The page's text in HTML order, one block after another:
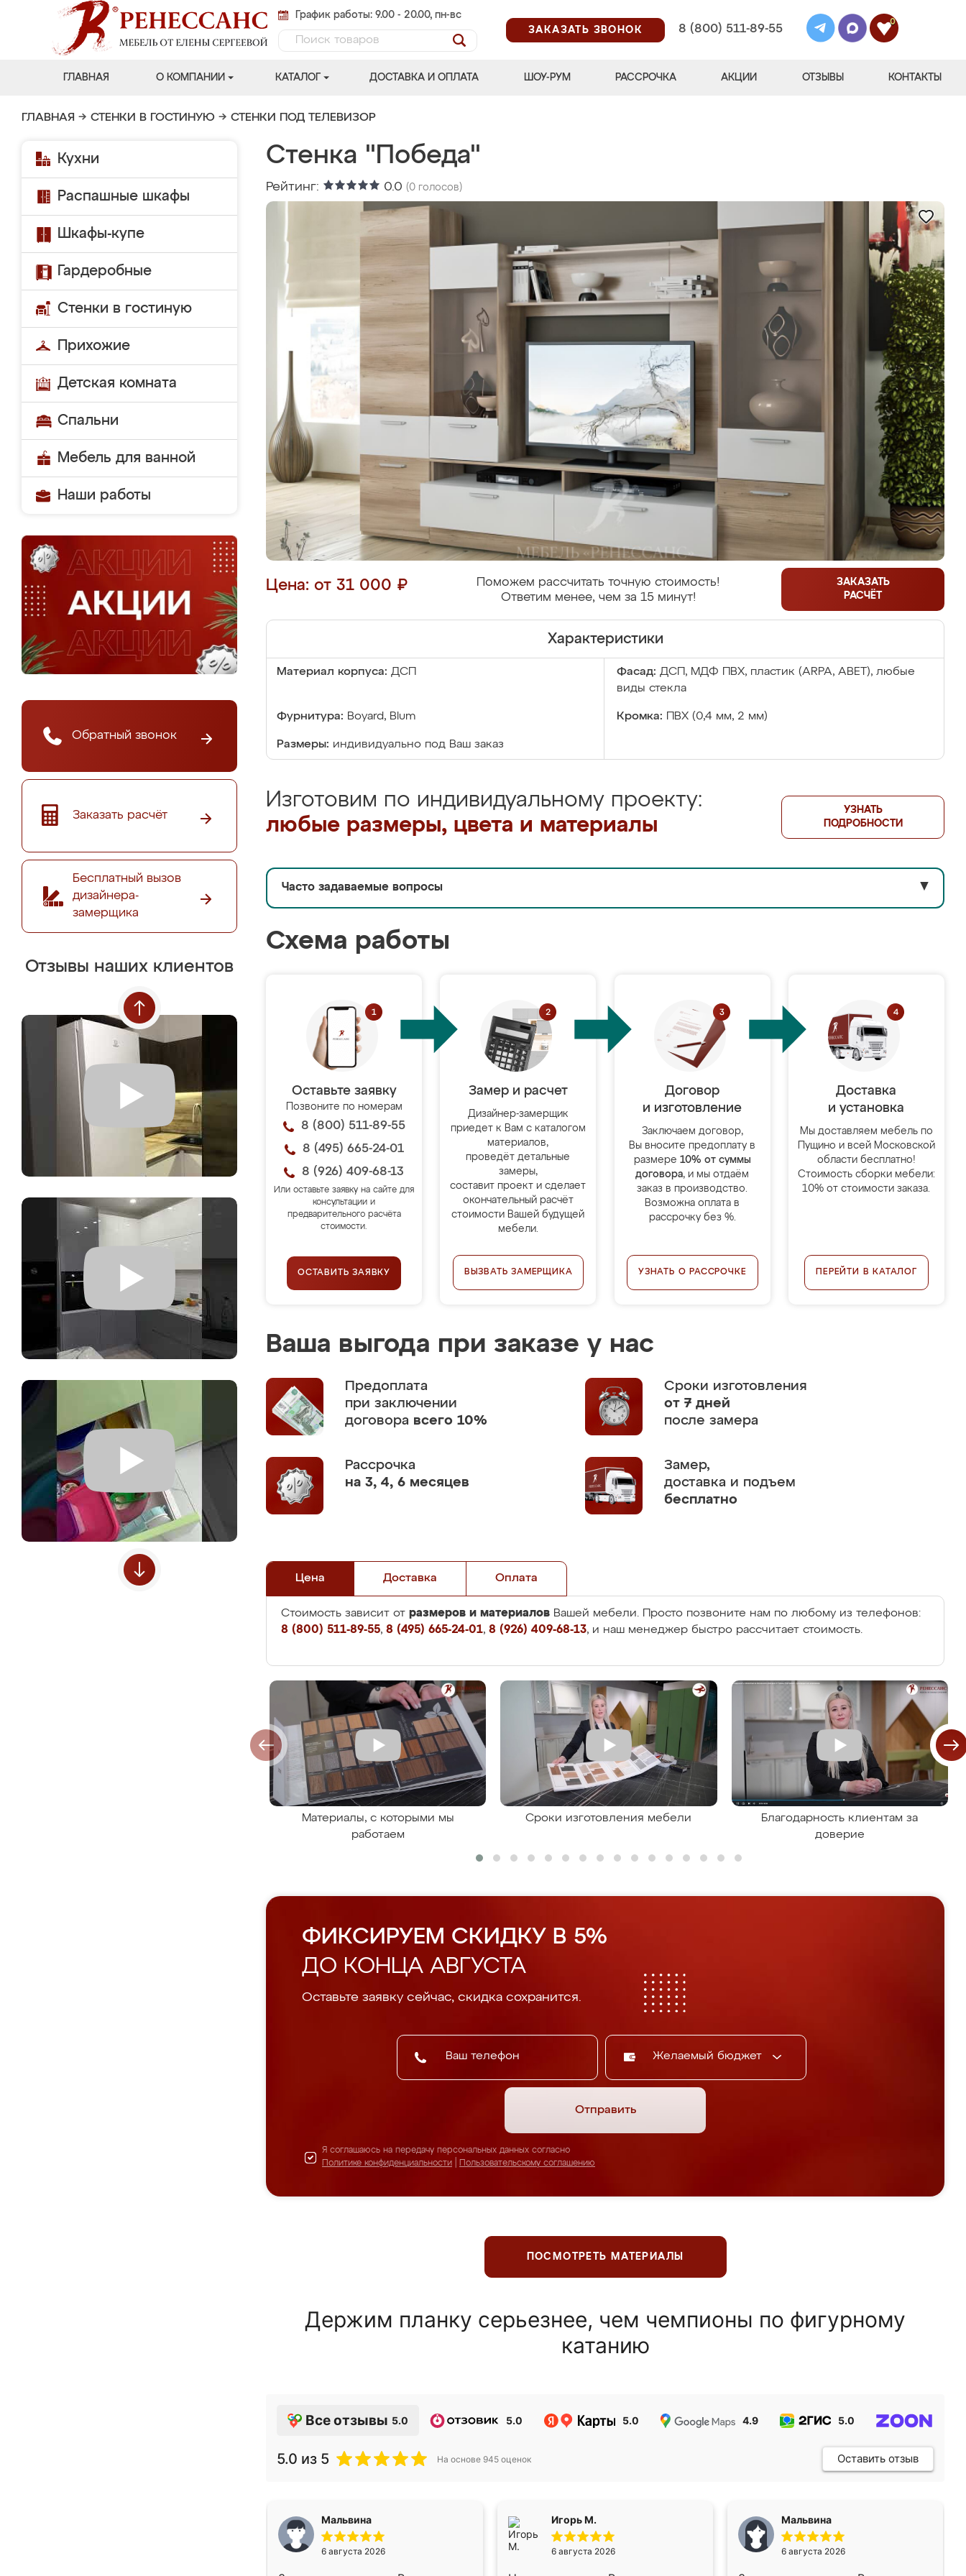
График работы: 9.00 - 20.00, пн-вс
ЗАКАЗАТЬ ЗВОНОК
8 (800) 511-89-55
0
ГЛАВНАЯ О КОМПАНИИ КАТАЛОГ ДОСТАВКА И ОПЛАТА ШОУ-РУМ РАССРОЧКА АКЦИИ ОТЗЫВЫ КОНТАКТЫ
ГЛАВНАЯ → СТЕНКИ В ГОСТИНУЮ → СТЕНКИ ПОД ТЕЛЕВИЗОР
Кухни
Распашные шкафы
Шкафы-купе
Гардеробные
Стенки в гостиную
Прихожие
Детская комната
Спальни
Мебель для ванной
Наши работы
Обратный звонок
Заказать расчёт
Бесплатный вызов
дизайнера-
замерщика
Отзывы наших клиентов
Стенка "Победа"
Рейтинг: 0.0 (0 голосов)
Цена: от 31 000 ₽
Поможем рассчитать точную стоимость!
Ответим менее, чем за 15 минут!
ЗАКАЗАТЬ
РАСЧЁТ
Характеристики
Материал корпуса: ДСП Фасад: ДСП, МДФ ПВХ, пластик (ARPA, ABET), любые
виды стекла
Фурнитура: Boyard, Blum Кромка: ПВХ (0,4 мм, 2 мм)
Размеры: индивидуально под Ваш заказ
Изготовим по индивидуальному проекту:
любые размеры, цвета и материалы
УЗНАТЬ
ПОДРОБНОСТИ
Часто задаваемые вопросы ▼
Схема работы
Оставьте заявку
Позвоните по номерам
8 (800) 511-89-55
8 (495) 665-24-01
8 (926) 409-68-13
Или оставьте заявку на сайте для
консультации и
предварительного расчёта
стоимости.
ОСТАВИТЬ ЗАЯВКУ
Замер и расчет
Дизайнер-замерщик
приедет к Вам с каталогом
материалов,
проведёт детальные
замеры,
составит проект и сделает
окончательный расчёт
стоимости Вашей будущей
мебели.
ВЫЗВАТЬ ЗАМЕРЩИКА
Договор
и изготовление
Заключаем договор,
Вы вносите предоплату в
размере 10% от суммы
договора, и мы отдаём
заказ в производство.
Возможна оплата в
рассрочку без %.
УЗНАТЬ О РАССРОЧКЕ
Доставка
и установка
Мы доставляем мебель по
Пущино и всей Московской
области бесплатно!
Стоимость сборки мебели:
10% от стоимости заказа.
ПЕРЕЙТИ В КАТАЛОГ
Ваша выгода при заказе у нас
Предоплата
при заключении
договора всего 10%
Сроки изготовления
от 7 дней
после замера
Рассрочка
на 3, 4, 6 месяцев
Замер,
доставка и подъем
бесплатно
Цена Доставка Оплата
Стоимость зависит от размеров и материалов Вашей мебели. Просто позвоните нам по любому из телефонов:
8 (800) 511-89-55, 8 (495) 665-24-01, 8 (926) 409-68-13, и наш менеджер быстро рассчитает стоимость.
Материалы, с которыми мы
работаем
Сроки изготовления мебели
Благодарность клиентам за
доверие
ФИКСИРУЕМ СКИДКУ В 5%
ДО КОНЦА АВГУСТА
Оставьте заявку сейчас, скидка сохранится.
Желаемый бюджет
Отправить
Я соглашаюсь на передачу персональных данных согласно
Политике конфиденциальности
Пользовательскому соглашению
ПОСМОТРЕТЬ МАТЕРИАЛЫ
Держим планку серьезнее, чем чемпионы по фигурному
катанию
Все отзывы 5.0 5.0 5.0 4.9 5.0
5.0 из 5 На основе 945 оценок Оставить отзыв
Мальвина
6 августа 2026
Игорь М.
6 августа 2026
Мальвина
6 августа 2026